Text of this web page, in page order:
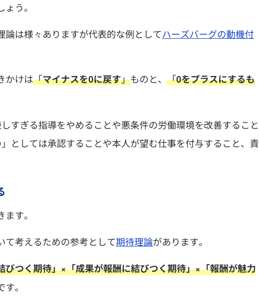
う。
は様々ありますが代表的な例としてハーズバーグの動機付
かけは「マイナスを0に戻す」ものと、 「0をプラスにするも
すぎる指導をやめることや悪条件の労働環境を改善すること
としては承認することや本人が望む仕事を付与すること、責
す。
て考えるための参考として期待理論があります。
つく期待」×「成果が報酬に結びつく期待」×「報酬が魅力
。